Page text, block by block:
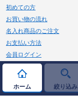
ホーム 絞り込み
初めての方
お買い物の流れ
名入れ商品のご注文
お支払い方法
会員ログイン
メルマガ登録
新規会員登録